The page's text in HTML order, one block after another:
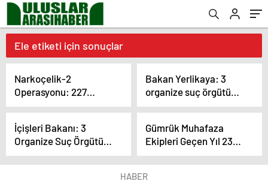
Ele etiketi için sonuçlar
Narkoçelik-2
Operasyonu: 227
gözaltı
Bakan Yerlikaya: 3
organize suç örgütü
çökertildi, 63 şüpheli
İçişleri Bakanı: 3
Organize Suç Örgütü
Çökertildi, 63 Şüpheli
Yakalandı
Gümrük Muhafaza
Ekipleri Geçen Yıl 23
Milyar TL Değerinde
Kaçak Ticari Eşya ve
Uyuşturucu Ele Geçirdi
HABER